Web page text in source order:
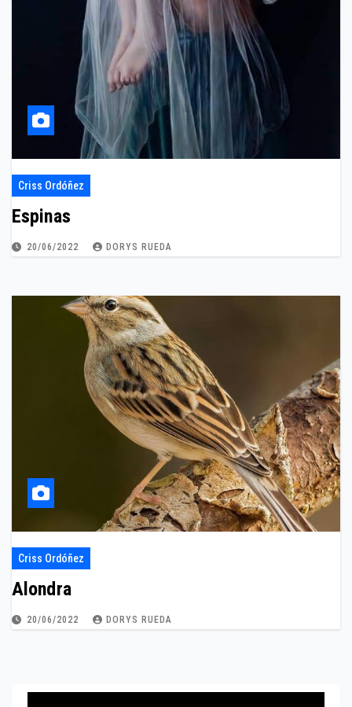
Criss Ordóñez
Espinas
20/06/2022 DORYS RUEDA
Criss Ordóñez
Alondra
20/06/2022 DORYS RUEDA